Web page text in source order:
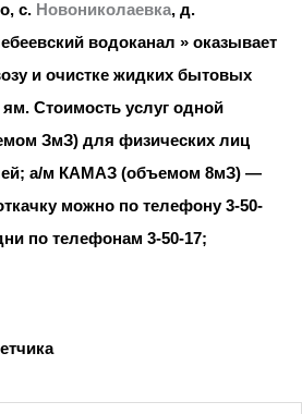
с. Новониколаевка, д.
водоканал » оказывает
и очистке жидких бытовых
Стоимость услуг одной
ЗмЗ) для физических лиц
а/м КАМАЗ (объемом 8мЗ) —
можно по телефону 3-50-
по телефонам 3-50-17;